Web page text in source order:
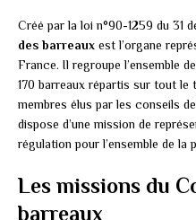
Créé par la loi n°90-1259 du 31
des barreaux est l’organe
France. Il regroupe l’ensemble
170 barreaux répartis sur tout
membres élus par les conseils
dispose d’une mission de
régulation pour l’ensemble de la
Les missions du
barreaux